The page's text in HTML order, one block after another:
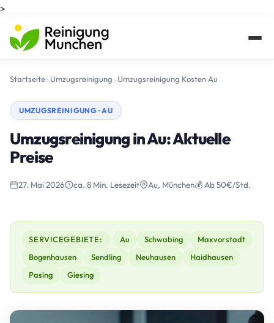
>
Startseite› Umzugsreinigung › Umzugsreinigung Kosten Au
UMZUGSREINIGUNG · AU
Umzugsreinigung in Au: Aktuelle
Preise
27. Mai 2026 ca. 8 Min. Lesezeit Au, München💰 Ab 50€/Std.
SERVICEGEBIETE: Au Schwabing
Maxvorstadt
Bogenhausen
Sendling Neuhausen
Haidhausen
Pasing
Giesing